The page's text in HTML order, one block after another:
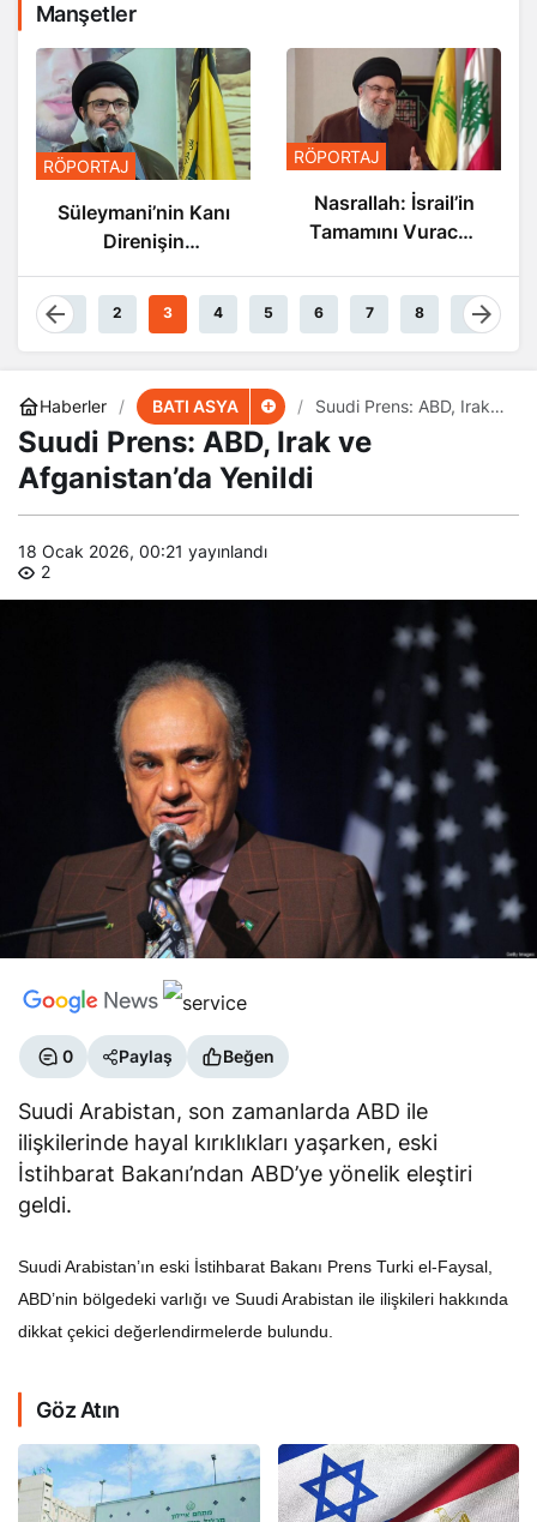
Manşetler
RÖPORTAJ
Süleymani’nin Kanı
Direnişin
Akıyor
RÖPORTAJ
Nasrallah: İsrail’in
Tamamını Vuracak
1 2 3 4 5 6 7 8 9
Haberler BATI ASYA
Suudi Prens: ABD, Irak
ve Afganistan’da Yenildi
Suudi Prens: ABD, Irak ve
Afganistan’da Yenildi
18 Ocak 2026, 00:21 yayınlandı
2
0 Paylaş Beğen
Suudi Arabistan, son zamanlarda ABD ile
ilişkilerinde hayal kırıklıkları yaşarken, eski
İstihbarat Bakanı’ndan ABD’ye yönelik eleştiri
geldi.
Suudi Arabistan’ın eski İstihbarat Bakanı Prens Turki el-Faysal,
ABD’nin bölgedeki varlığı ve Suudi Arabistan ile ilişkileri hakkında
dikkat çekici değerlendirmelerde bulundu.
Göz Atın